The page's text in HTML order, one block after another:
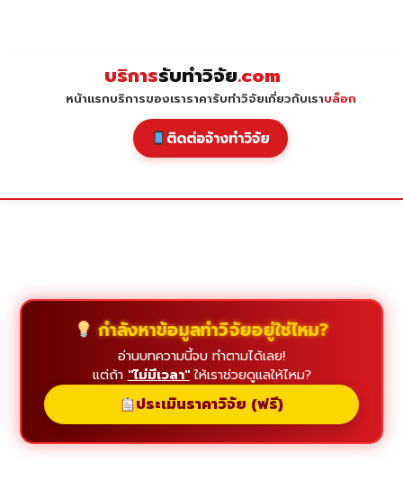
บริการรับทำวิจัย.com
หน้าแรกบริการของเราราคารับทำวิจัยเกี่ยวกับเราบล็อก
ติดต่อจ้างทำวิจัย
กำลังหาข้อมูลทำวิจัยอยู่ใช่ไหม?
อ่านบทความนี้จบ ทำตามได้เลย!
แต่ถ้า "ไม่มีเวลา"ให้เราช่วยดูแลให้ไหม?
ประเมินราคาวิจัย (ฟรี)